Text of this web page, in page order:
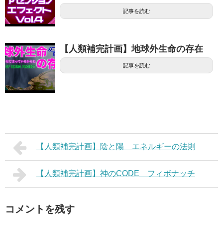
記事を読む
【人類補完計画】地球外生命の存在
記事を読む
【人類補完計画】陰と陽 エネルギーの法則
【人類補完計画】神のCODE フィボナッチ
コメントを残す